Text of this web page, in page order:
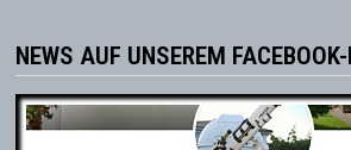
NEWS AUF UNSEREM